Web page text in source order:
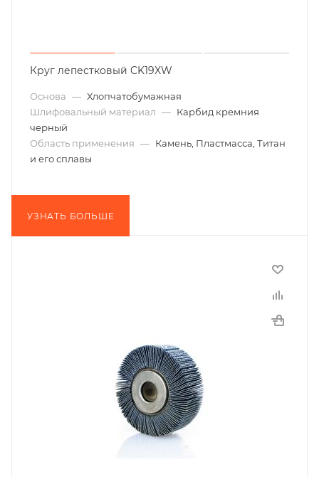
Круг лепестковый CK19XW
Основа — Хлопчатобумажная
Шлифовальный материал — Карбид кремния
черный
Область применения — Камень, Пластмасса, Титан
и его сплавы
УЗНАТЬ БОЛЬШЕ